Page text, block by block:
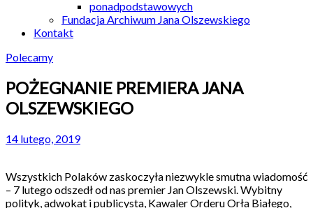
ponadpodstawowych
Fundacja Archiwum Jana Olszewskiego
Kontakt
Polecamy
POŻEGNANIE PREMIERA JANA
OLSZEWSKIEGO
14 lutego, 2019
Wszystkich Polaków zaskoczyła niezwykle smutna wiadomość
– 7 lutego odszedł od nas premier Jan Olszewski. Wybitny
polityk, adwokat i publicysta, Kawaler Orderu Orła Białego,